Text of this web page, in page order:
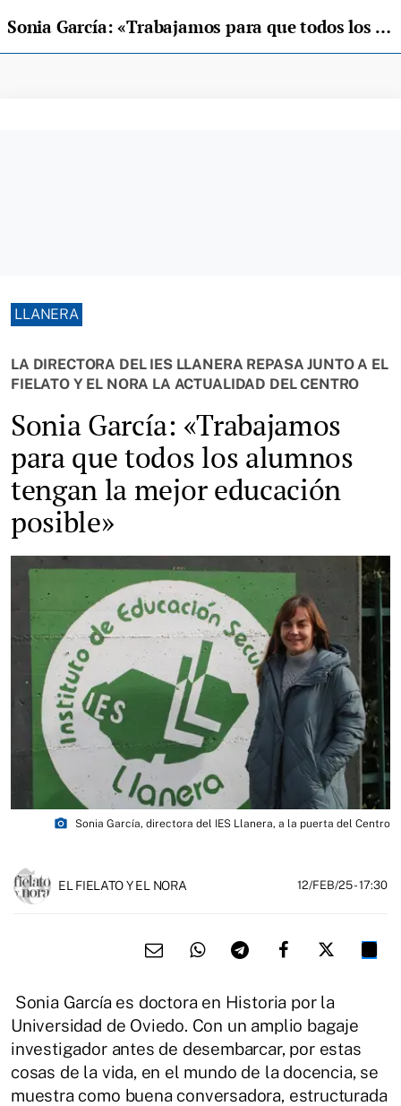
Sonia García: «Trabajamos para que todos los alumnos tengan la mejor educación posible»
LLANERA
LA DIRECTORA DEL IES LLANERA REPASA JUNTO A EL
FIELATO Y EL NORA LA ACTUALIDAD DEL CENTRO
Sonia García: «Trabajamos
para que todos los alumnos
tengan la mejor educación
posible»
photo_camera Sonia García, directora del IES Llanera, a la puerta del Centro
EL FIELATO Y EL NORA 12/FEB/25- 17:30
Sonia García es doctora en Historia por la
Universidad de Oviedo. Con un amplio bagaje
investigador antes de desembarcar, por estas
cosas de la vida, en el mundo de la docencia, se
muestra como buena conversadora, estructurada